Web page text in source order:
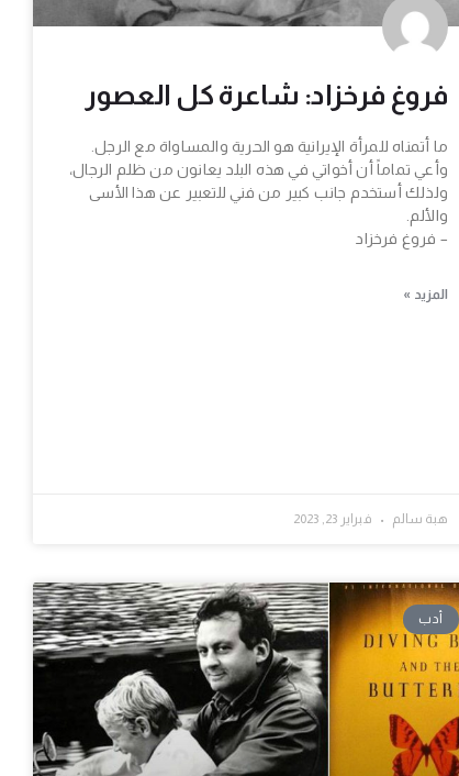
فروغ فرخزاد: شاعرة كل العصور
ما أتمناه للمرأة الإيرانية هو الحرية والمساواة مع الرجل.
وأعي تماماً أن أخواتي في هذه البلد يعانون من ظلم الرجال،
ولذلك أستخدم جانب كبير من فني للتعبير عن هذا الأسى
والألم.
– فروغ فرخزاد
المزيد »
هبة سالم فبراير 23, 2023
أدب